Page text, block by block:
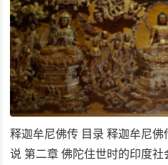
释迦牟尼佛传 目录 释迦牟尼
说 第二章 佛陀住世时的印度